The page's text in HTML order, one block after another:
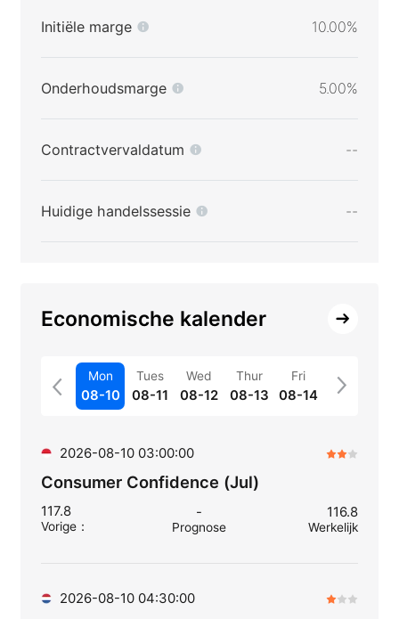
Initiële marge 10.00%
Onderhoudsmarge 5.00%
Contractvervaldatum --
Huidige handelssessie --
Economische kalender
Mon
08-10
Tues
08-11
Wed
08-12
Thur
08-13
Fri
08-14
2026-08-10 03:00:00
Consumer Confidence (Jul)
117.8
Vorige：
-
Prognose
116.8
Werkelijk
2026-08-10 04:30:00